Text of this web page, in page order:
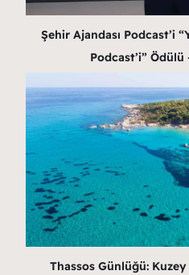
Şehir Ajandası Podcast’i
Podcast’i”
Thassos Günlüğü: